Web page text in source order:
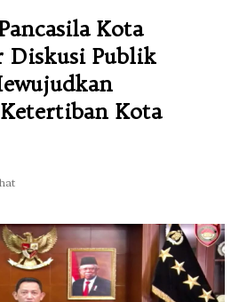
Kota
Diskusi Publik
Kota